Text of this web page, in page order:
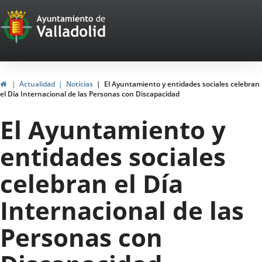
Portal
Web
del
Ayuntamiento
de
Valladolid
InicioActualidad Noticias
El Ayuntamiento y entidades sociales celebran
el Día Internacional de las Personas con Discapacidad
El Ayuntamiento y
entidades sociales
celebran el Día
Internacional de las
Personas con